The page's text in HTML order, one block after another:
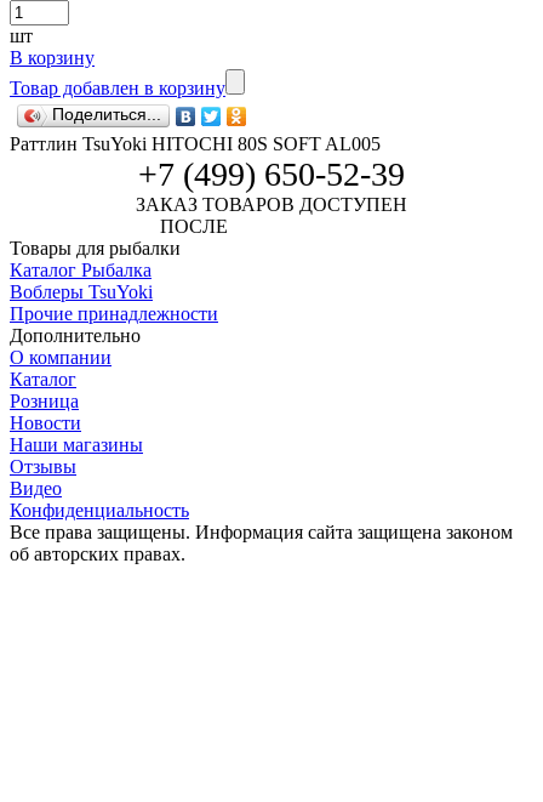
шт
В корзину
Товар добавлен в корзину
Поделиться...
Раттлин TsuYoki HITOCHI 80S SOFT AL005
+7 (499) 650-52-39
ЗАКАЗ ТОВАРОВ ДОСТУПЕН
ПОСЛЕ
Товары для рыбалки
Каталог Рыбалка
Воблеры TsuYoki
Прочие принадлежности
Дополнительно
О компании
Каталог
Розница
Новости
Наши магазины
Отзывы
Видео
Конфиденциальность
Все права защищены. Информация сайта защищена законом
об авторских правах.